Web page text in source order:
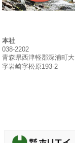
本社
038-2202
青森県西津軽郡深浦町大
字岩崎字松原193-2